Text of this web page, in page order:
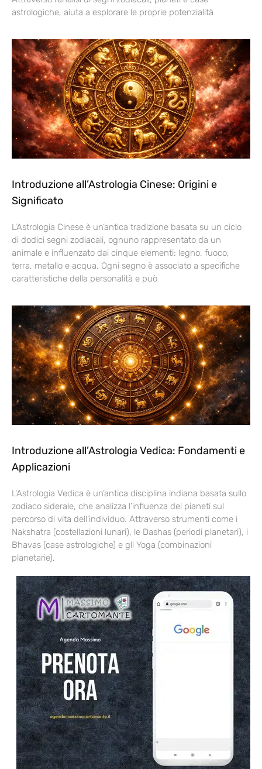
astrologiche, aiuta a esplorare le proprie potenzialità
Introduzione all’Astrologia Cinese: Origini e
Significato
L’Astrologia Cinese è un’antica tradizione basata su un ciclo
di dodici segni zodiacali, ognuno rappresentato da un
animale e influenzato dai cinque elementi: legno, fuoco,
terra, metallo e acqua. Ogni segno è associato a specifiche
caratteristiche della personalità e può
Introduzione all’Astrologia Vedica: Fondamenti e
Applicazioni
L’Astrologia Vedica è un’antica disciplina indiana basata sullo
zodiaco siderale, che analizza l’influenza dei pianeti sul
percorso di vita dell’individuo. Attraverso strumenti come i
Nakshatra (costellazioni lunari), le Dashas (periodi planetari), i
Bhavas (case astrologiche) e gli Yoga (combinazioni
planetarie),